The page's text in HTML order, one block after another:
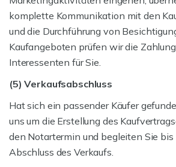
komplette Kommunikation mit den
und die Durchführung von
Kaufangeboten prüfen wir die
Interessenten für Sie.
(5) Verkaufsabschluss
Hat sich ein passender Käufer
uns um die Erstellung des
den Notartermin und begleiten Sie
Abschluss des Verkaufs.